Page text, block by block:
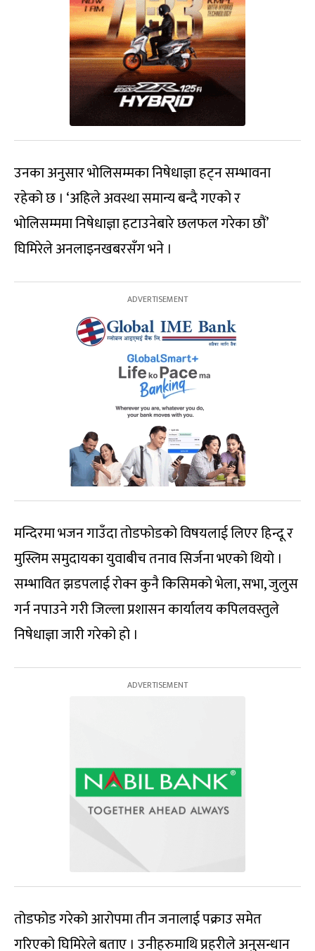
उनका अनुसार भोलिसम्मका निषेधाज्ञा हट्न सम्भावना
रहेको छ । ‘अहिले अवस्था समान्य बन्दै गएको र
भोलिसम्ममा निषेधाज्ञा हटाउनेबारे छलफल गरेका छौं’
घिमिरेले अनलाइनखबरसँग भने ।
मन्दिरमा भजन गाउँदा तोडफोडको विषयलाई लिएर हिन्दू र
मुस्लिम समुदायका युवाबीच तनाव सिर्जना भएको थियो ।
सम्भावित झडपलाई रोक्न कुनै किसिमको भेला, सभा, जुलुस
गर्न नपाउने गरी जिल्ला प्रशासन कार्यालय कपिलवस्तुले
निषेधाज्ञा जारी गरेको हो ।
तोडफोड गरेको आरोपमा तीन जनालाई पक्राउ समेत
गरिएको घिमिरेले बताए । उनीहरुमाथि प्रहरीले अनुसन्धान